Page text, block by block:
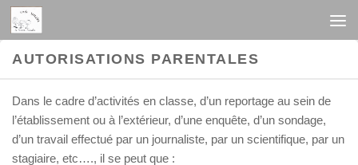
Au dessous du contenu
AUTORISATIONS PARENTALES
Dans le cadre d’activités en classe, d’un reportage au sein de
l’établissement ou à l’extérieur, d’une enquête, d’un sondage,
d’un travail effectué par un journaliste, par un scientifique, par un
stagiaire, etc…., il se peut que :